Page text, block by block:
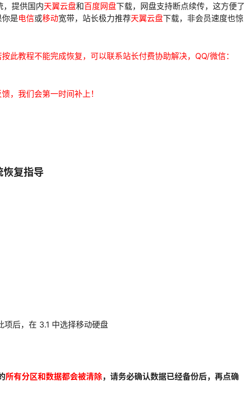
，提供国内天翼云盘和百度网盘下载，网盘支持断点续传，这方便了
是电信或移动宽带，站长极力推荐天翼云盘下载，非会员速度也惊
此教程不能完成恢复，可以联系站长付费协助解决，QQ/微信：
，我们会第一时间补上！
复指导
后，在 3.1 中选择移动硬盘
所有分区和数据都会被清除，请务必确认数据已经备份后，再点确